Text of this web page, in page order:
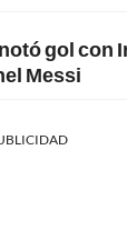
gol con
Messi